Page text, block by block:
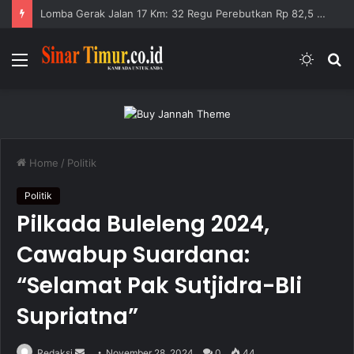
Lomba Gerak Jalan 17 Km: 32 Regu Perebutkan Rp 82,5 Juta
Menu
Switch
Home / Politik
Politik
Pilkada Buleleng 2024,
Cawabup Suardana:
“Selamat Pak Sutjidra-Bli
Supriatna”